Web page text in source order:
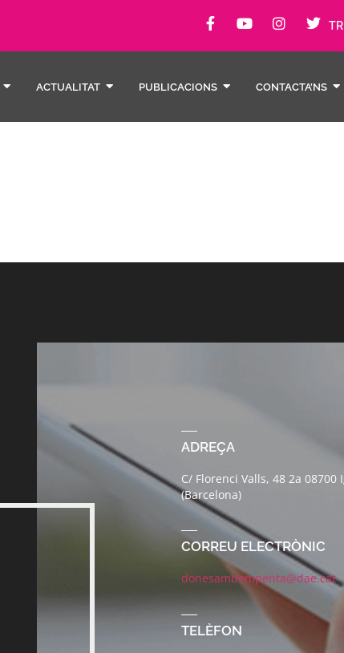
ACTUALITAT PUBLICACIONS CONTACTA’NS
ADREÇA
C/ Florenci Valls, 48 2a 08700
(Barcelona)
CORREU ELECTRÒNIC
donesambempenta@dae.cat
TELÈFON